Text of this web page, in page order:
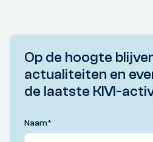
Op de hoogte
actualiteiten en
de laatste KIVI-
Naam*